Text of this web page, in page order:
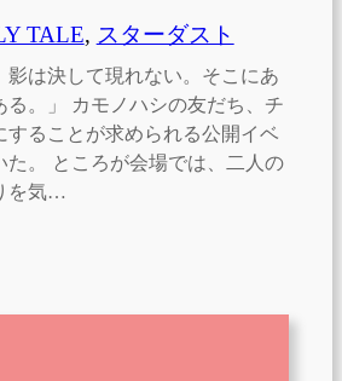
TALE, スターダスト
影は決して現れない。そこにあ
る。」 カモノハシの友だち、チ
することが求められる公開イベ
た。 ところが会場では、二人の
を気…